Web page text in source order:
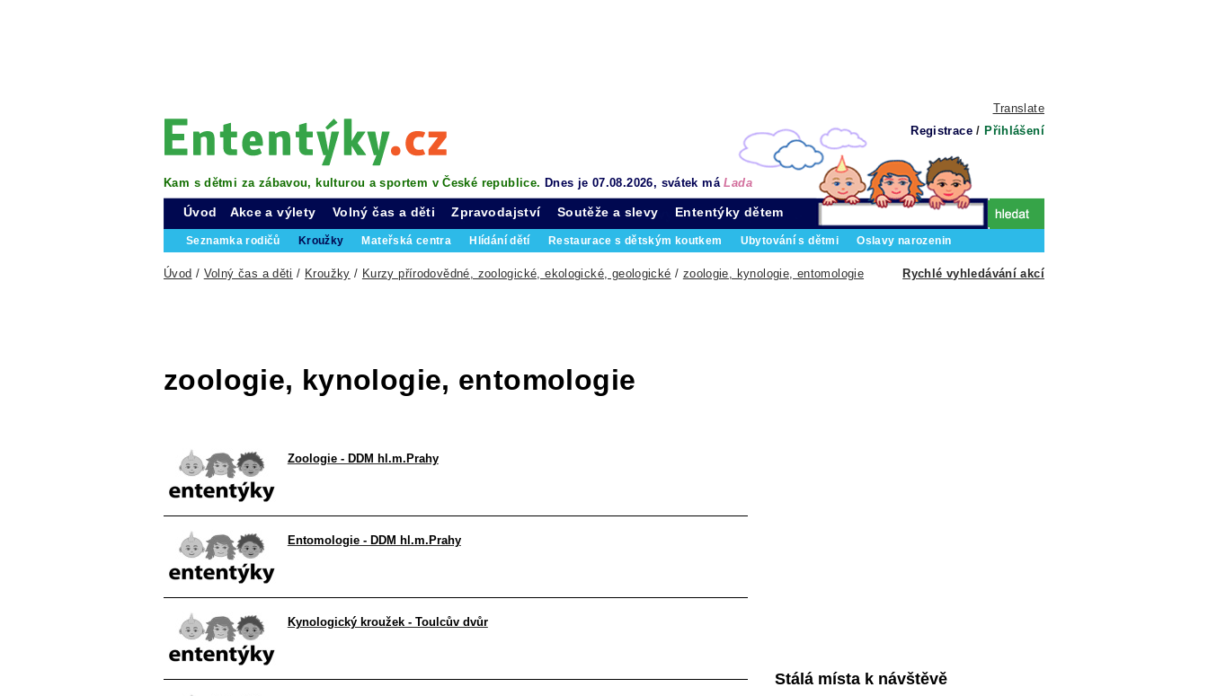
Translate
Registrace / Přihlášení
Kam s dětmi za zábavou, kulturou a sportem v České republice. Dnes je 07.08.2026, svátek máLada
Úvod Akce a výlety Volný čas a děti
Seznamka rodičů Kroužky Mateřská centra Hlídání dětí Restaurace s dětským koutkem Ubytování s dětmi Oslavy narozenin
Zpravodajství Soutěže a slevy Ententýky dětem
Rychlé vyhledávání akcí
Úvod / Volný čas a děti / Kroužky / Kurzy přírodovědné, zoologické, ekologické, geologické / zoologie, kynologie, entomologie
zoologie, kynologie, entomologie
Zoologie - DDM hl.m.Prahy
Entomologie - DDM hl.m.Prahy
Kynologický kroužek - Toulcův dvůr
Stálá místa k návštěvě